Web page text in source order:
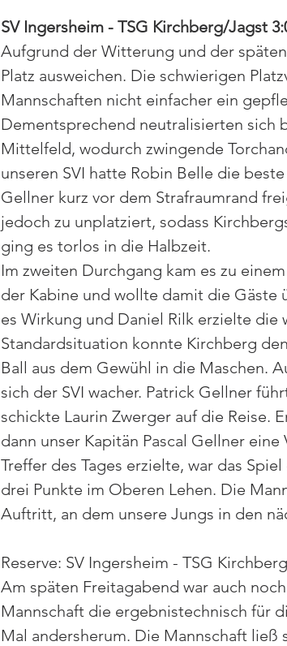
SV Ingersheim - TSG Kirchberg/Jagst
Aufgrund der Witterung und der
Platz ausweichen. Die schwierigen
Mannschaften nicht einfacher ein
Dementsprechend neutralisierten sich
Mittelfeld, wodurch zwingende
unseren SVI hatte Robin Belle die
Gellner kurz vor dem Strafraumrand
jedoch zu unplatziert, sodass
ging es torlos in die Halbzeit.
Im zweiten Durchgang kam es zu
der Kabine und wollte damit die Gäste
es Wirkung und Daniel Rilk erzielte
Standardsituation konnte Kirchberg
Ball aus dem Gewühl in die Maschen.
sich der SVI wacher. Patrick Gellner
schickte Laurin Zwerger auf die Reise.
dann unser Kapitän Pascal Gellner
Treffer des Tages erzielte, war das
drei Punkte im Oberen Lehen. Die
Auftritt, an dem unsere Jungs in den
Reserve: SV Ingersheim - TSG
Am späten Freitagabend war auch
Mannschaft die ergebnistechnisch für
Mal andersherum. Die Mannschaft